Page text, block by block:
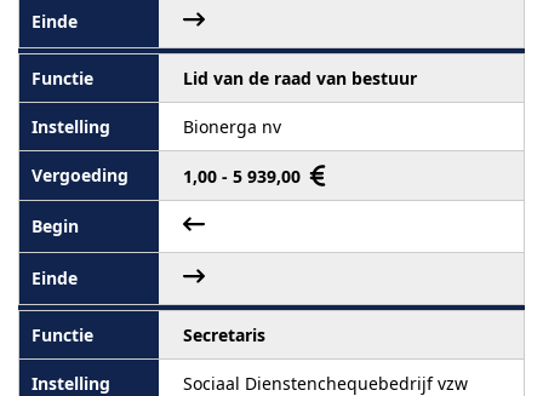
Lid van de raad van bestuur
Bionerga nv
1,00 - 5 939,00
Secretaris
Sociaal Dienstenchequebedrijf vzw